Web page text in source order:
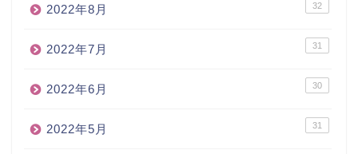
2022年8月 32
2022年7月 31
2022年6月 30
2022年5月 31